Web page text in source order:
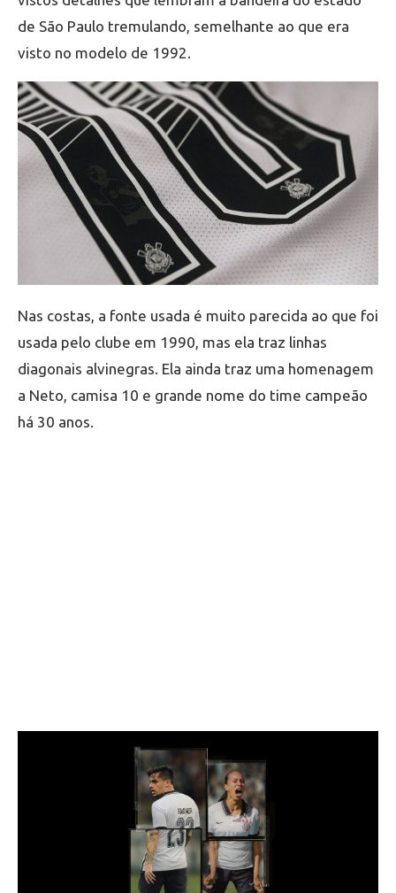
de São Paulo tremulando, semelhante ao que era
visto no modelo de 1992.
Nas costas, a fonte usada é muito parecida ao que foi
usada pelo clube em 1990, mas ela traz linhas
diagonais alvinegras. Ela ainda traz uma homenagem
a Neto, camisa 10 e grande nome do time campeão
há 30 anos.